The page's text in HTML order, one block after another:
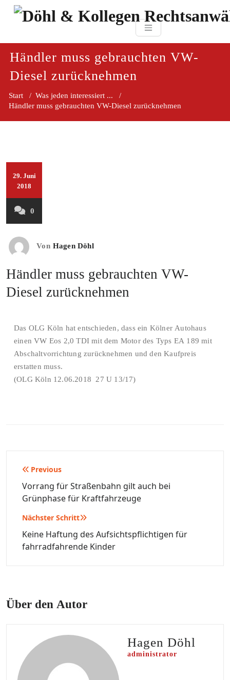
Zum
Döhl & Kollegen
Händler muss gebrauchten VW-
Diesel zurücknehmen
Start / Was jeden interessiert ... /
Händler muss gebrauchten VW-Diesel zurücknehmen
29. Juni
2018
0
Von Hagen Döhl
Händler muss gebrauchten VW-
Diesel zurücknehmen
Das OLG Köln hat entschieden, dass ein Kölner Autohaus
einen VW Eos 2,0 TDI mit dem Motor des Typs EA 189 mit
Abschaltvorrichtung zurücknehmen und den Kaufpreis
erstatten muss.
(OLG Köln 12.06.2018 27 U 13/17)
Beitragsnavigation
Previous
Vorrang für Straßenbahn gilt auch bei
Grünphase für Kraftfahrzeuge
Nächster Schritt
Keine Haftung des Aufsichtspflichtigen für
fahrradfahrende Kinder
Über den Autor
Hagen Döhl
administrator